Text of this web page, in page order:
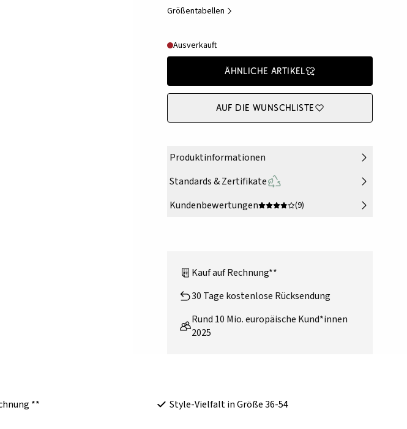
Größentabellen
Ausverkauft
Ähnliche Artikel
Auf die Wunschliste
Produktinformationen
Standards & Zertifikate
Kundenbewertungen
(9)
Kauf auf Rechnung**
30 Tage kostenlose Rücksendung
Rund 10 Mio. europäische Kund*innen
2025
** Style-Vielfalt in Größe 36-54